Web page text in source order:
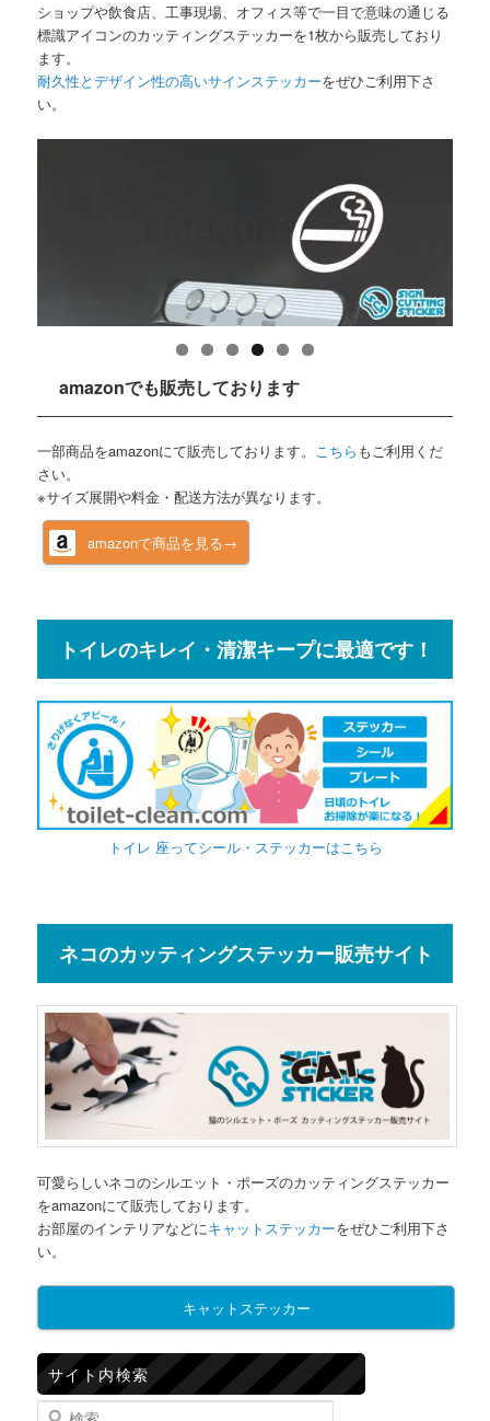
ショップや飲食店、工事現場、オフィス等で一目で意味の通じる
標識アイコンのカッティングステッカーを1枚から販売しており
ます。
耐久性とデザイン性の高いサインステッカーをぜひご利用下さ
い。
amazonでも販売しております
一部商品をamazonにて販売しております。 こちら もご利用くだ
さい。
※サイズ展開や料金・配送方法が異なります。
amazonで商品を見る→
トイレのキレイ・清潔キープに最適です！
トイレ 座ってシール・ステッカーはこちら
ネコのカッティングステッカー販売サイト
可愛らしいネコのシルエット・ポーズのカッティングステッカー
をamazonにて販売しております。
お部屋のインテリアなどにキャットステッカーをぜひご利用下さ
い。
キャットステッカー
サイト内検索
検索